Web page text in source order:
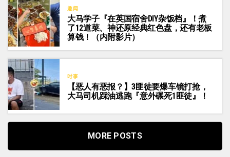
趣闻
大马学子『在英国宿舍DIY杂饭档』！煮
了12道菜、神还原经典红色盘，还有老板
算钱！（内附影片）
时事
【恶人有恶报？】3匪徒要爆车镜打抢，
大马司机踩油逃跑『意外碾死1匪徒』！
MORE POSTS